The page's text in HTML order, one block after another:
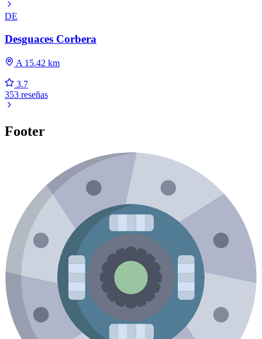
DE
Desguaces Corbera
A 15.42 km
3.7
353 reseñas
Footer